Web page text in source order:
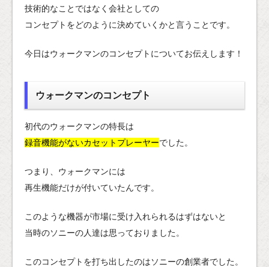
技術的なことではなく会社としての
コンセプトをどのように決めていくかと言うことです。
今日はウォークマンのコンセプトについてお伝えします！
ウォークマンのコンセプト
初代のウォークマンの特長は
録音機能がないカセットプレーヤーでした。
つまり、ウォークマンには
再生機能だけが付いていたんです。
このような機器が市場に受け入れられるはずはないと
当時のソニーの人達は思っておりました。
このコンセプトを打ち出したのはソニーの創業者でした。